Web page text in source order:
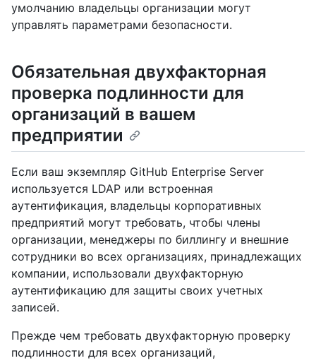
умолчанию владельцы организации могут
управлять параметрами безопасности.
Обязательная двухфакторная
проверка подлинности для
организаций в вашем
предприятии
Если ваш экземпляр GitHub Enterprise Server
используется LDAP или встроенная
аутентификация, владельцы корпоративных
предприятий могут требовать, чтобы члены
организации, менеджеры по биллингу и внешние
сотрудники во всех организациях, принадлежащих
компании, использовали двухфакторную
аутентификацию для защиты своих учетных
записей.
Прежде чем требовать двухфакторную проверку
подлинности для всех организаций,